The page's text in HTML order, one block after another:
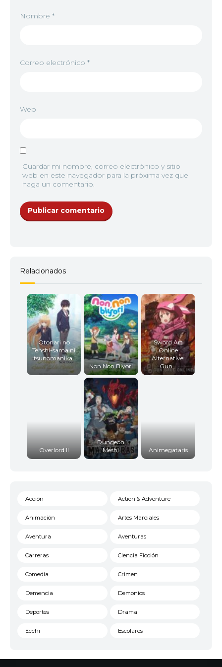
7 <img src="//image.tmdb.org/t/p/w92/
10 <img src="//image.tmdb.org/t/p/w92/
12 <img src="//image.tmdb.org/t/p/w92/
Nombre *
Correo electrónico *
Web
Guardar mi nombre, correo electrónico y sitio
web en este navegador para la próxima vez que
haga un comentario.
Relacionados
Otonari no
Tenshi-sama ni
Itsunomanika..
.
Non Non Biyori
Sword Art
Online
Alternative:
Gun...
Overlord II
Dungeon
Meshi
Animegataris
Acción Action & Adventure
Animación Artes Marciales
Aventura Aventuras
Carreras Ciencia Ficción
Comedia Crimen
Demencia Demonios
Deportes Drama
Ecchi Escolares